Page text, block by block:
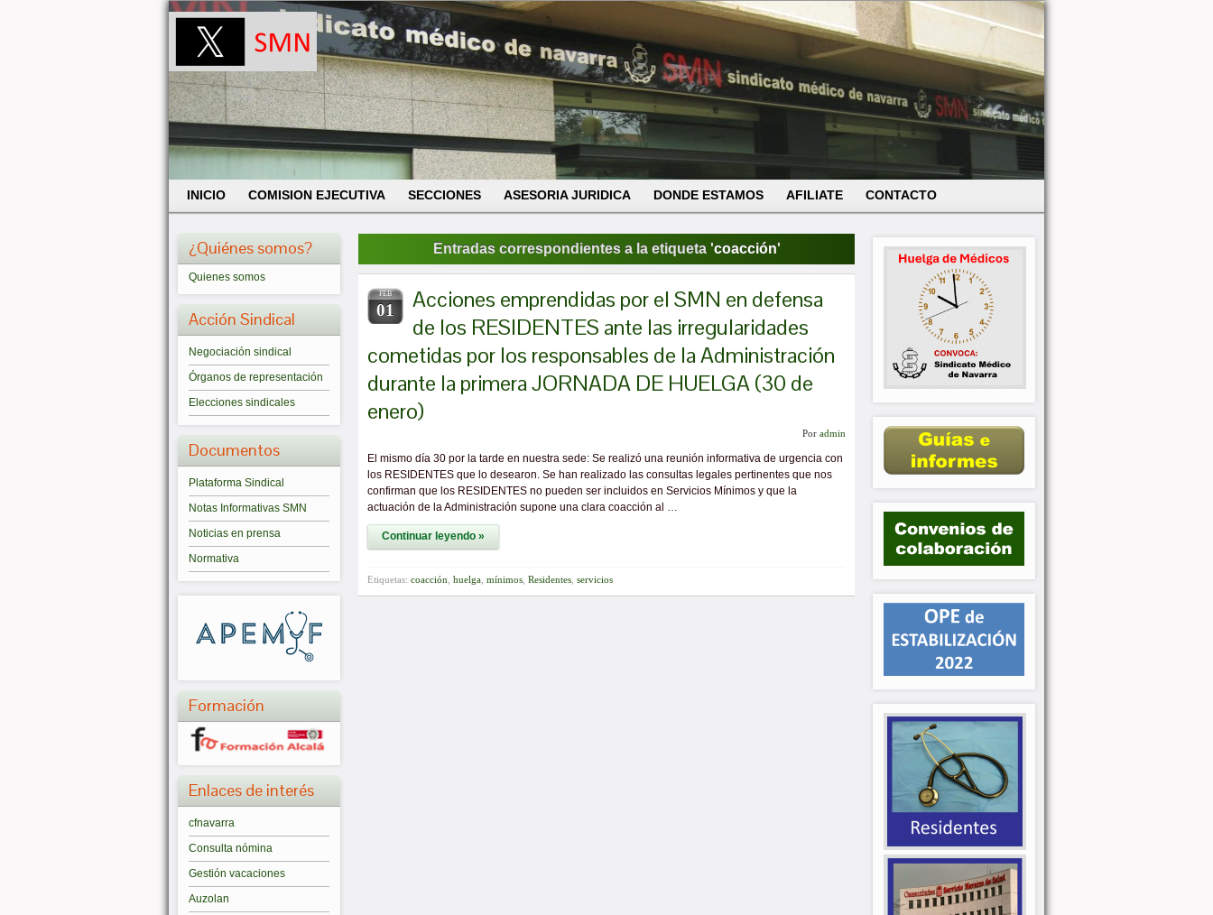
INICIO COMISION EJECUTIVA SECCIONES ASESORIA JURIDICA DONDE ESTAMOS AFILIATE CONTACTO
¿Quiénes somos?
Quienes somos
Acción Sindical
Negociación sindical
Órganos de representación
Elecciones sindicales
Documentos
Plataforma Sindical
Notas Informativas SMN
Noticias en prensa
Normativa
Formación
Enlaces de interés
cfnavarra
Consulta nómina
Gestión vacaciones
Auzolan
Entradas correspondientes a la etiqueta 'coacción'
FEB
01
Acciones emprendidas por el SMN en defensa
de los RESIDENTES ante las irregularidades
cometidas por los responsables de la Administración
durante la primera JORNADA DE HUELGA (30 de
enero)
Por admin
El mismo día 30 por la tarde en nuestra sede: Se realizó una reunión informativa de urgencia con
los RESIDENTES que lo desearon. Se han realizado las consultas legales pertinentes que nos
confirman que los RESIDENTES no pueden ser incluidos en Servicios Mínimos y que la
actuación de la Administración supone una clara coacción al …
Continuar leyendo »
Etiquetas: coacción huelga mínimos Residentes servicios